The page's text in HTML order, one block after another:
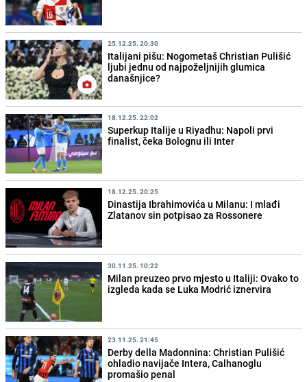
25.12.25. 20:30
Italijani pišu: Nogometaš Christian Pulišić
ljubi jednu od najpoželjnijih glumica
današnjice?
18.12.25. 22:02
Superkup Italije u Riyadhu: Napoli prvi
finalist, čeka Bolognu ili Inter
18.12.25. 20:25
Dinastija Ibrahimovića u Milanu: I mlađi
Zlatanov sin potpisao za Rossonere
30.11.25. 10:22
Milan preuzeo prvo mjesto u Italiji: Ovako to
izgleda kada se Luka Modrić iznervira
23.11.25. 21:45
Derby della Madonnina: Christian Pulišić
ohladio navijače Intera, Calhanoglu
promašio penal